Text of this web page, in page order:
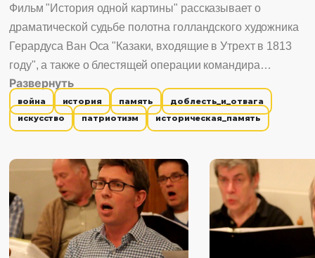
Фильм "История одной картины" рассказывает о
драматической судьбе полотна голландского художника
Герардуса Ван Оса "Казаки, входящие в Утрехт в 1813
году", а также о блестящей операции командира
«летучего корпуса» Александра Бенкендорфа по
освобождению Голландии от наполеоновской оккупации.
Развернуть
война история память
доблесть_и_отвага
искусство
патриотизм историческая_память